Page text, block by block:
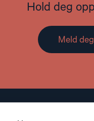
Hold deg
Meld